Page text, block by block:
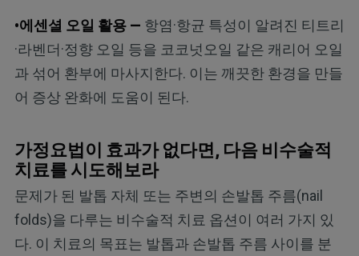
•에센셜 오일 활용 — 항염·항균 특성이 알려진 티트리
·라벤더·정향 오일 등을 코코넛오일 같은 캐리어 오일
과 섞어 환부에 마사지한다. 이는 깨끗한 환경을 만들
어 증상 완화에 도움이 된다.
가정요법이 효과가 없다면, 다음 비수술적
치료를 시도해보라
문제가 된 발톱 자체 또는 주변의 손발톱 주름(nail
folds)을 다루는 비수술적 치료 옵션이 여러 가지 있
다. 이 치료의 목표는 발톱과 손발톱 주름 사이를 분